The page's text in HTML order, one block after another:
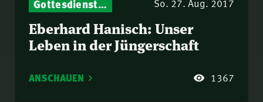
Gottesdienst-Botschaften – Jeden Sonntag neu: Aktuelle Predigten vom Mitternachtsruf So. 27. Aug. 2017
Eberhard Hanisch: Unser
Leben in der Jüngerschaft
ANSCHAUEN 1367